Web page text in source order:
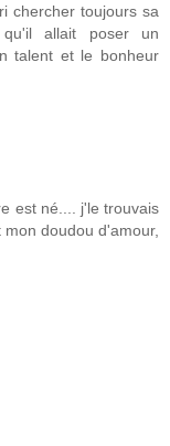
chercher toujours sa
allait poser un
talent et le bonheur
est né.... j'le trouvais
doudou d'amour,